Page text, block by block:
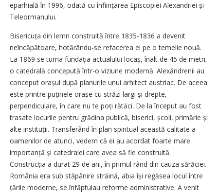
eparhială în 1996, odată cu înființarea Episcopiei Alexandriei și
Teleormanului.
Bisericuța din lemn construită între 1835-1836 a devenit
neîncăpătoare, hotărându-se refacerea ei pe o temelie nouă.
La 1869 se turna fundația actualului locaș, înalt de 45 de metri,
o catedrală concepută într-o viziune modernă. Alexăndrenii au
conceput orașul după planurile unui arhitect austriac. De aceea
este printre puținele orașe cu străzi largi și drepte,
perpendiculare, în care nu te poți rătăci. De la început au fost
trasate locurile pentru grădina publică, biserici, școli, primărie și
alte instituții. Transferând în plan spiritual această calitate a
oamenilor de atunci, vedem că ei au acordat foarte mare
importanță și catedralei care avea să fie construită.
Construcția a durat 29 de ani, în primul rând din cauza sărăciei.
România era sub stăpânire străină, abia își regăsea locul între
țările moderne, se înfăptuiau reforme administrative. A venit